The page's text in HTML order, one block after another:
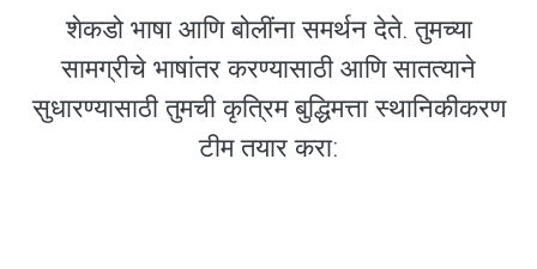
शेकडो भाषा आणि बोलींना समर्थन देते. तुमच्या
सामग्रीचे भाषांतर करण्यासाठी आणि सातत्याने
सुधारण्यासाठी तुमची कृत्रिम बुद्धिमत्ता स्थानिकीकरण
टीम तयार करा: